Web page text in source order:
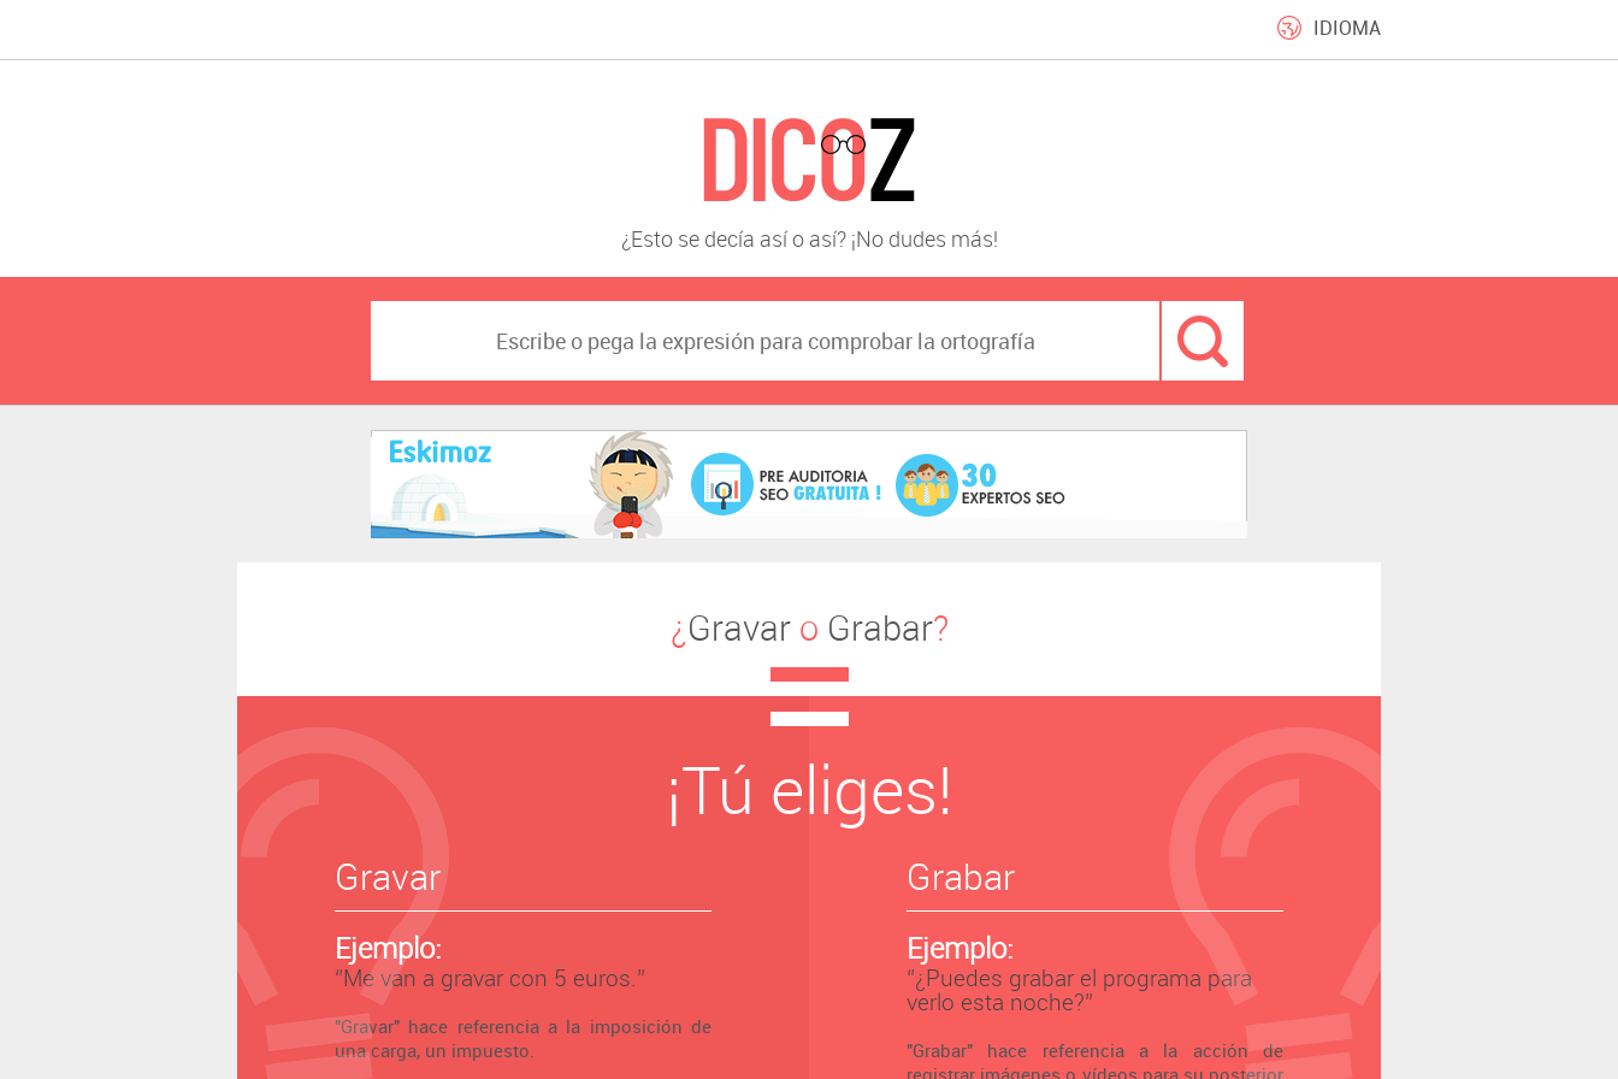
IDIOMA
¿Esto se decía así o así? ¡No dudes más!
¿ Gravaro Grabar?
¡Tú eliges!
Gravar
Ejemplo:
‘’Me van a gravar con 5 euros.’’
"Gravar" hace referencia a la imposición de
una carga, un impuesto.
Grabar
Ejemplo:
‘’¿Puedes grabar el programa para
verlo esta noche?’’
"Grabar" hace referencia a la acción de
registrar imágenes o vídeos para su posterior